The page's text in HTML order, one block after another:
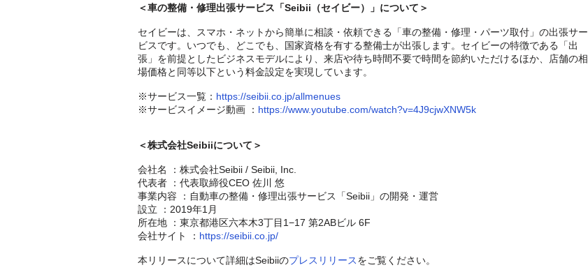
＜車の整備・修理出張サービス「Seibii（セイビー）」について＞
セイビーは、スマホ・ネットから簡単に相談・依頼できる「車の整備・修理・パーツ取付」の出張サー
ビスです。いつでも、どこでも、国家資格を有する整備士が出張します。セイビーの特徴である「出
張」を前提としたビジネスモデルにより、来店や待ち時間不要で時間を節約いただけるほか、店舗の相
場価格と同等以下という料金設定を実現しています。
※サービス一覧： https://seibii.co.jp/allmenues
※サービスイメージ動画 ： https://www.youtube.com/watch?v=4J9cjwXNW5k
＜株式会社Seibiiについて＞
会社名 ：株式会社Seibii / Seibii, Inc.
代表者 ：代表取締役CEO 佐川 悠
事業内容 ：自動車の整備・修理出張サービス「Seibii」の開発・運営
設立 ：2019年1月
所在地 ：東京都港区六本木3丁目1−17 第2ABビル 6F
会社サイト ： https://seibii.co.jp/
本リリースについて詳細はSeibiiのプレスリリースをご覧ください。